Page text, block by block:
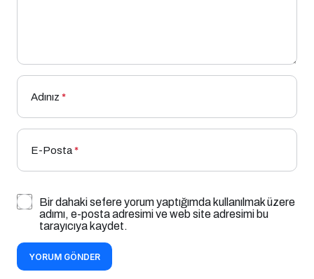
Adınız *
E-Posta*
Bir dahaki sefere yorum yaptığımda kullanılmak üzere
adımı, e-posta adresimi ve web site adresimi bu
tarayıcıya kaydet.
YORUM GÖNDER